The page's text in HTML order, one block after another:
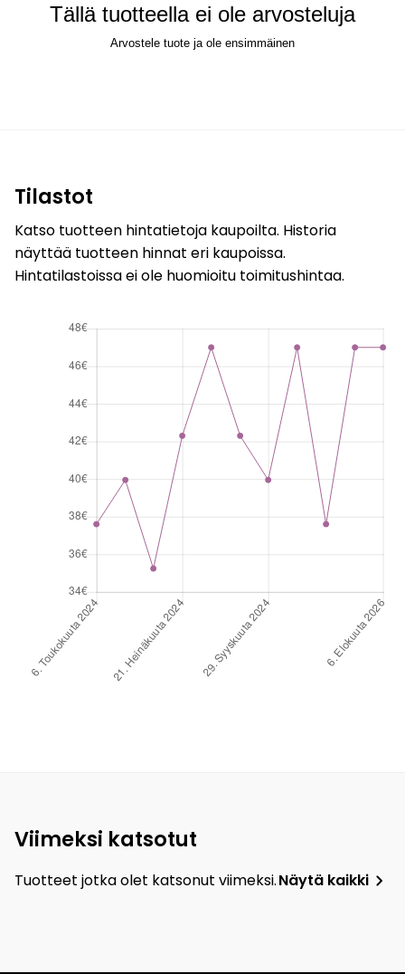
Tällä tuotteella ei ole arvosteluja
Arvostele tuote ja ole ensimmäinen
Tilastot
Katso tuotteen hintatietoja kaupoilta. Historia
näyttää tuotteen hinnat eri kaupoissa.
Hintatilastoissa ei ole huomioitu toimitushintaa.
Viimeksi katsotut
Tuotteet jotka olet katsonut viimeksi.Näytä kaikki